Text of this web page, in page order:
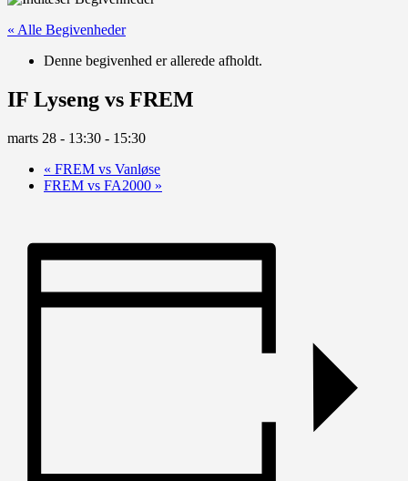
« Alle Begivenheder
Denne begivenhed er allerede afholdt.
IF Lyseng vs FREM
marts 28 - 13:30 - 15:30
« FREM vs Vanløse
FREM vs FA2000 »